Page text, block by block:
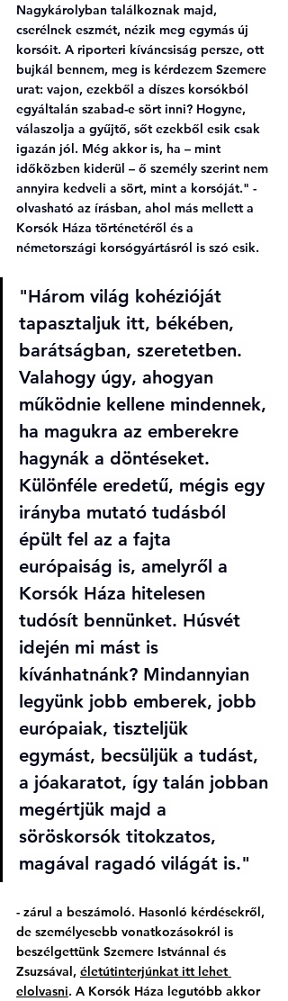
Nagykárolyban találkoznak majd,
cserélnek eszmét, nézik meg egymás új
korsóit. A riporteri kíváncsiság persze, ott
bujkál bennem, meg is kérdezem Szemere
urat: vajon, ezekből a díszes korsókból
egyáltalán szabad-e sört inni? Hogyne,
válaszolja a gyűjtő, sőt ezekből esik csak
igazán jól. Még akkor is, ha – mint
időközben kiderül – ő személy szerint nem
annyira kedveli a sört, mint a korsóját." -
olvasható az írásban, ahol más mellett a
Korsók Háza történetéről és a
németországi korsógyártásról is szó esik.
"Három világ kohézióját
tapasztaljuk itt, békében,
barátságban, szeretetben.
Valahogy úgy, ahogyan
működnie kellene mindennek,
ha magukra az emberekre
hagynák a döntéseket.
Különféle eredetű, mégis egy
irányba mutató tudásból
épült fel az a fajta
európaiság is, amelyről a
Korsók Háza hitelesen
tudósít bennünket. Húsvét
idején mi mást is
kívánhatnánk? Mindannyian
legyünk jobb emberek, jobb
európaiak, tiszteljük
egymást, becsüljük a tudást,
a jóakaratot, így talán jobban
megértjük majd a
söröskorsók titokzatos,
magával ragadó világát is."
- zárul a beszámoló. Hasonló kérdésekről,
de személyesebb vonatkozásokról is
beszélgettünk Szemere Istvánnal és
Zsuzsával, életútinterjúnkat itt lehet
elolvasni. A Korsók Háza legutóbb akkor